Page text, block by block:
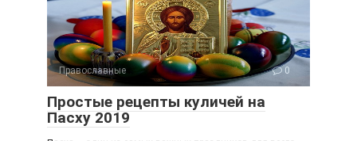
Православные 0
Простые рецепты куличей на
Пасху 2019